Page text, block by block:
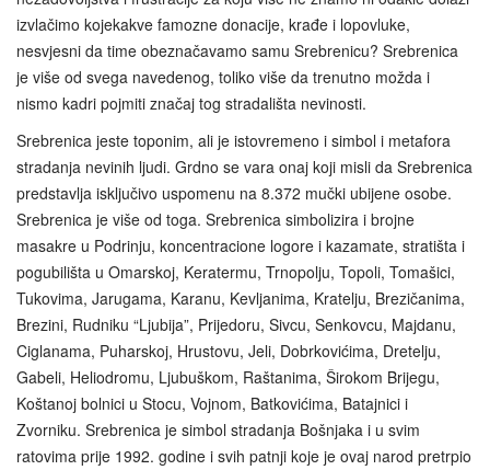
izvlačimo kojekakve famozne donacije, krađe i lopovluke,
nesvjesni da time obeznačavamo samu Srebrenicu? Srebrenica
je više od svega navedenog, toliko više da trenutno možda i
nismo kadri pojmiti značaj tog stradališta nevinosti.
Srebrenica jeste toponim, ali je istovremeno i simbol i metafora
stradanja nevinih ljudi. Grdno se vara onaj koji misli da Srebrenica
predstavlja isključivo uspomenu na 8.372 mučki ubijene osobe.
Srebrenica je više od toga. Srebrenica simbolizira i brojne
masakre u Podrinju, koncentracione logore i kazamate, stratišta i
pogubilišta u Omarskoj, Keratermu, Trnopolju, Topoli, Tomašici,
Tukovima, Jarugama, Karanu, Kevljanima, Kratelju, Brezičanima,
Brezini, Rudniku “Ljubija”, Prijedoru, Sivcu, Senkovcu, Majdanu,
Ciglanama, Puharskoj, Hrustovu, Jeli, Dobrkovićima, Dretelju,
Gabeli, Heliodromu, Ljubuškom, Raštanima, Širokom Brijegu,
Koštanoj bolnici u Stocu, Vojnom, Batkovićima, Batajnici i
Zvorniku. Srebrenica je simbol stradanja Bošnjaka i u svim
ratovima prije 1992. godine i svih patnji koje je ovaj narod pretrpio